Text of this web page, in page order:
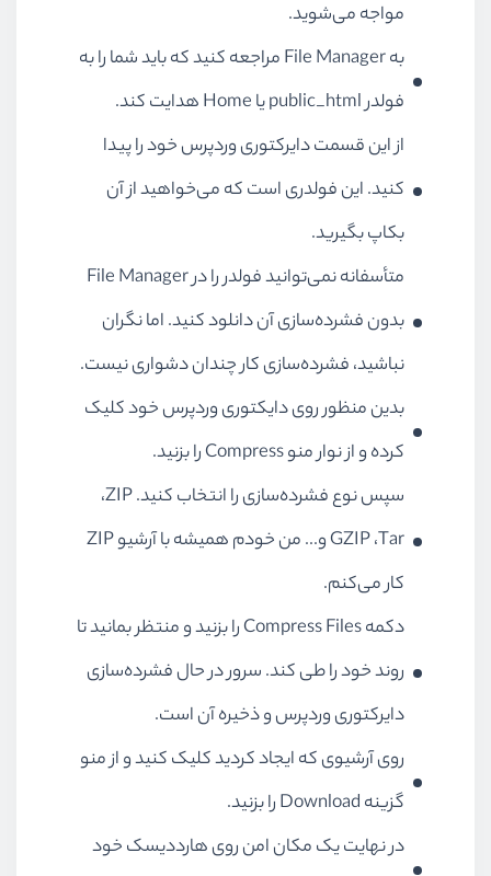
مواجه می‌شوید.
بهFile Managerمراجعه کنید که باید شما را به
فولدرpublic_htmlیاHomeهدایت کند.
از این قسمت دایرکتوری وردپرس خود را پیدا
کنید. این فولدری است که می‌خواهید از آن
بکاپ بگیرید.
متأسفانه نمی‌توانید فولدر را درFile Manager
بدون فشرده‌سازی آن دانلود کنید. اما نگران
نباشید، فشرده‌سازی کار چندان دشواری نیست.
بدین منظور روی دایکتوری وردپرس خود کلیک
کرده و از نوار منوCompressرا بزنید.
سپس نوع فشرده‌سازی را انتخاب کنید.ZIP،
Tar،GZIPو... من خودم همیشه با آرشیوZIP
کار می‌کنم.
دکمهCompress Filesرا بزنید و منتظر بمانید تا
روند خود را طی کند. سرور در حال فشرده‌سازی
دایرکتوری وردپرس و ذخیره آن است.
روی آرشیوی که ایجاد کردید کلیک کنید و از منو
گزینهDownloadرا بزنید.
در نهایت یک مکان امن روی هارددیسک خود